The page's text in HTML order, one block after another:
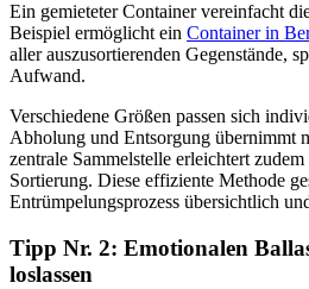
Ein gemieteter Container vereinfacht
Beispiel ermöglicht ein Container in
aller auszusortierenden Gegenstände,
Aufwand.
Verschiedene Größen passen sich
Abholung und Entsorgung übernimmt
zentrale Sammelstelle erleichtert
Sortierung. Diese effiziente Methode
Entrümpelungsprozess übersichtlich
Tipp Nr. 2: Emotionalen
loslassen